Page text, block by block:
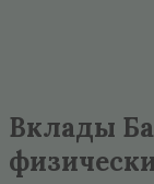
Вклады